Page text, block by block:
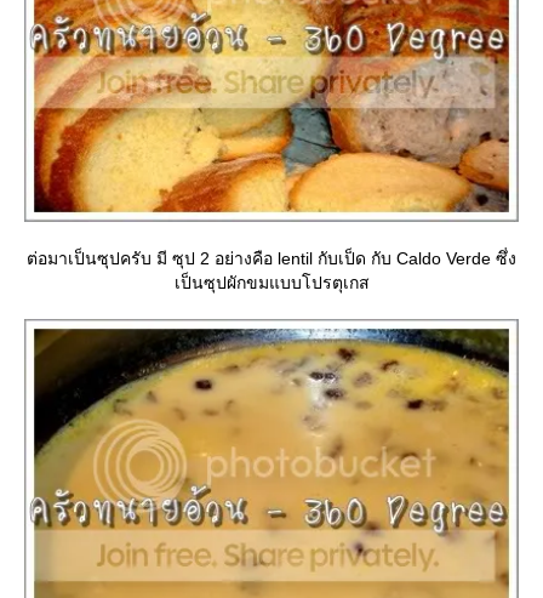
ต่อมาเป็นซุปครับ มี ซุป 2 อย่างคือ lentil กับเป็ด กับ Caldo Verde ซึ่ง
เป็นซุปผักขมแบบโปรตุเกส